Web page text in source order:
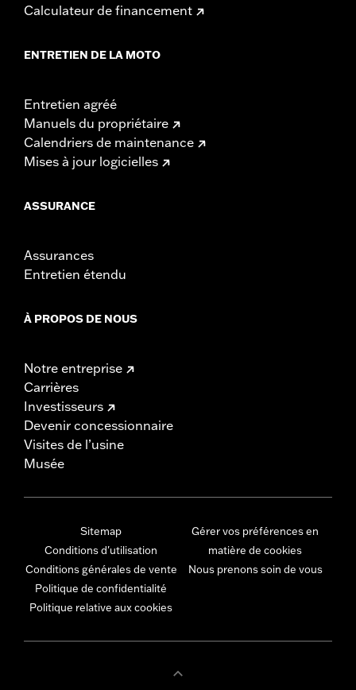
Calculateur de financement
ENTRETIEN DE LA MOTO
Entretien agréé
Manuels du propriétaire
Calendriers de maintenance
Mises à jour logicielles
ASSURANCE
Assurances
Entretien étendu
À PROPOS DE NOUS
Notre entreprise
Carrières
Investisseurs
Devenir concessionnaire
Visites de l’usine
Musée
Sitemap
Conditions d'utilisation
Conditions générales de vente
Politique de confidentialité
Politique relative aux cookies
Gérer vos préférences en
matière de cookies
Nous prenons soin de vous